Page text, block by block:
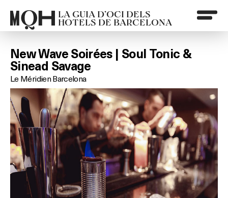
LA GUIA D’OCI DELS
HOTELS DE BARCELONA
New Wave Soirées | Soul Tonic &
Sinead Savage
Le Méridien Barcelona